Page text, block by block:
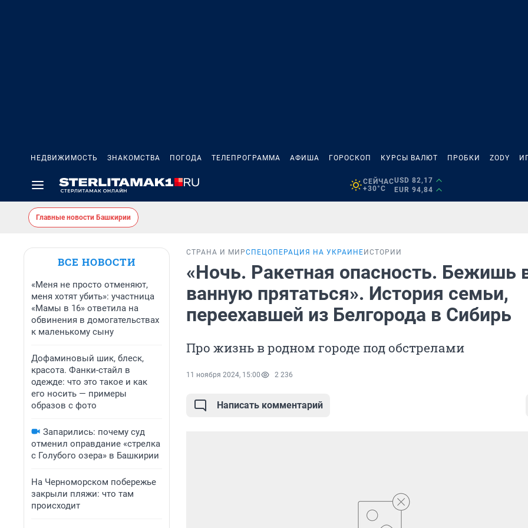
НЕДВИЖИМОСТЬ ЗНАКОМСТВА ПОГОДА ТЕЛЕПРОГРАММА АФИША ГОРОСКОП КУРСЫ ВАЛЮТ ПРОБКИ ZODY
СЕЙЧАС
+30°C
USD 82,17
EUR 94,84
Главные новости Башкирии
ВСЕ НОВОСТИ
«Меня не просто отменяют,
меня хотят убить»: участница
«Мамы в 16» ответила на
обвинения в домогательствах
к маленькому сыну
Дофаминовый шик, блеск,
красота. Фанки-стайл в
одежде: что это такое и как
его носить — примеры
образов с фото
Запарились: почему суд
отменил оправдание «стрелка
с Голубого озера» в Башкирии
На Черноморском побережье
закрыли пляжи: что там
происходит
СТРАНА И МИРСПЕЦОПЕРАЦИЯ НА УКРАИНЕ ИСТОРИИ
«Ночь. Ракетная опасность. Бежишь
ванную прятаться». История семьи,
переехавшей из Белгорода в Сибирь
Про жизнь в родном городе под обстрелами
11 ноября 2024, 15:00 2 236
Написать комментарий